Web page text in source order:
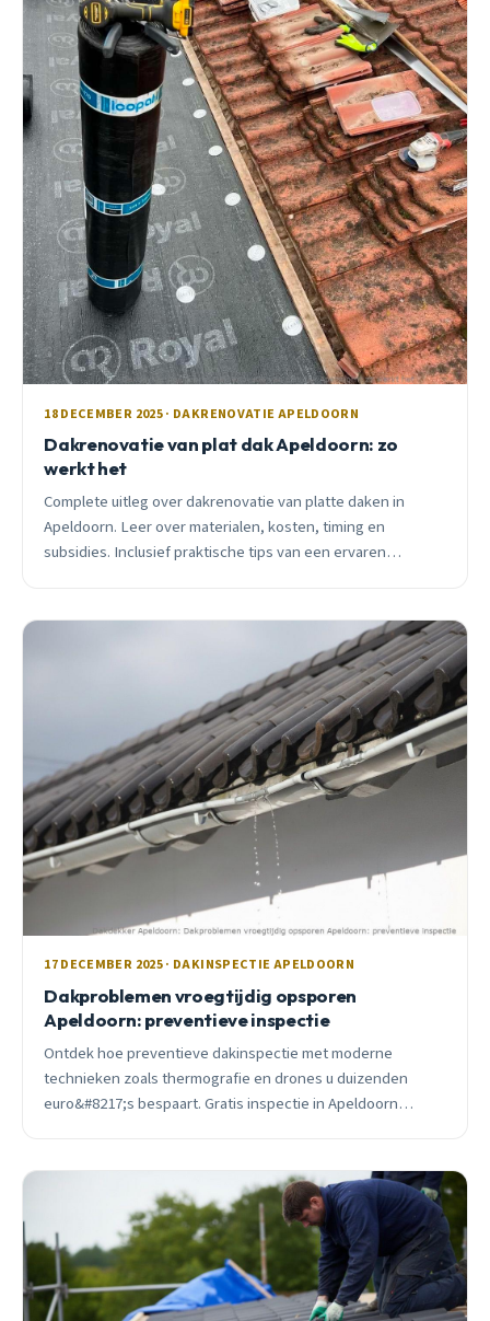
18 DECEMBER 2025 · DAKRENOVATIE APELDOORN
Dakrenovatie van plat dak Apeldoorn: zo
werkt het
Complete uitleg over dakrenovatie van platte daken in
Apeldoorn. Leer over materialen, kosten, timing en
subsidies. Inclusief praktische tips van een ervaren
17 DECEMBER 2025 · DAKINSPECTIE APELDOORN
Dakproblemen vroegtijdig opsporen
Apeldoorn: preventieve inspectie
Ontdek hoe preventieve dakinspectie met moderne
technieken zoals thermografie en drones u duizenden
euro&#8217;s bespaart. Gratis inspectie in Apeldoorn